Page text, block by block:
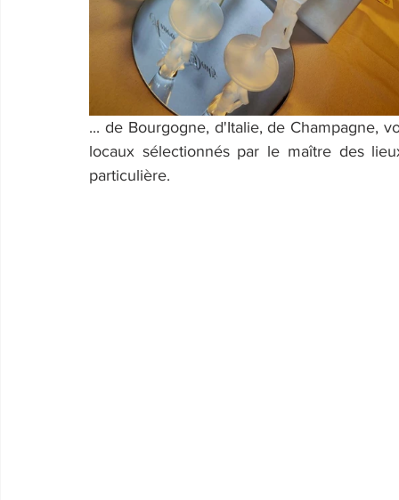
... de Bourgogne, d'Italie, de Champagne,
locaux sélectionnés par le maître des
particulière.